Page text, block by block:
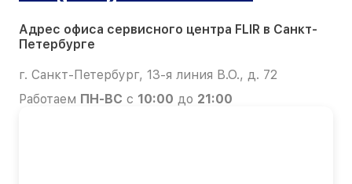
Адрес офиса сервисного центра FLIR в Санкт-
Петербурге
г. Санкт-Петербург, 13-я линия В.О., д. 72
Работаем ПН-ВС с 10:00 до 21:00